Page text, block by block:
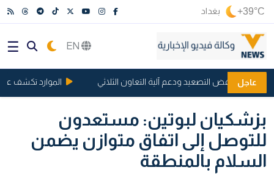
+39°C بغداد
عاجل
على خفض التصعيد ودعم آلية التعاون الثلاثي الموارد تكشف عن
بزشكيان لبوتين: مستعدون
للتوصل إلى اتفاق متوازن يضمن
السلام بالمنطقة